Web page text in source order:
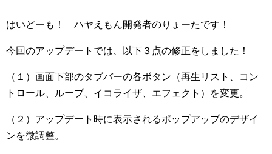
はいどーも！ ハヤえもん開発者のりょーたです！
今回のアップデートでは、以下３点の修正をしました！
（１）画面下部のタブバーの各ボタン（再生リスト、コン
トロール、ループ、イコライザ、エフェクト）を変更。
（２）アップデート時に表示されるポップアップのデザイ
ンを微調整。